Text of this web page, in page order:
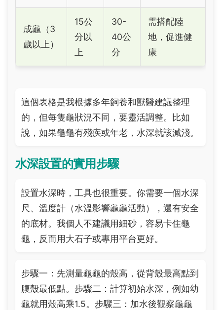
成龜（3
歲以上）
15公
分以
上
30-
40公
分
需搭配陸
地，促進健
康
這個表格是我根據多年飼養和獸醫建議整理
的，但每隻龜狀況不同，要靈活調整。比如
說，如果龜龜有殘疾或年老，水深就該減淺。
水深設置的實用步驟
設置水深時，工具也很重要。你需要一個水深
尺、溫度計（水溫影響龜龜活動），還有安全
的底材。我個人不建議用細砂，容易卡住龜
龜，反而用大石子或專用平台更好。
步驟一：先測量龜龜的殼高，從背殼最高點到
腹殼最低點。步驟二：計算初始水深，例如幼
龜就用殼高乘1.5。步驟三：加水後觀察龜龜